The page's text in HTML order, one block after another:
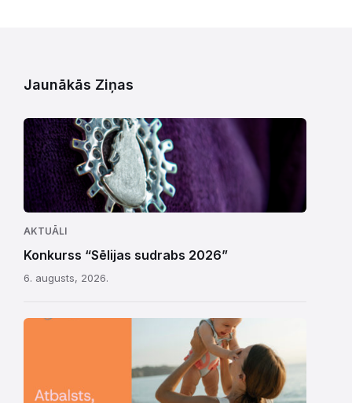
Jaunākās Ziņas
AKTUĀLI
Konkurss “Sēlijas sudrabs 2026”
6. augusts, 2026.